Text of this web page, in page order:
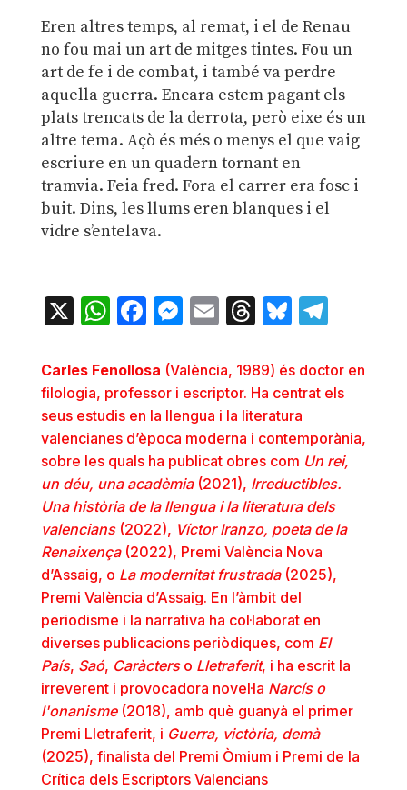
Eren altres temps, al remat, i el de Renau
no fou mai un art de mitges tintes. Fou un
art de fe i de combat, i també va perdre
aquella guerra. Encara estem pagant els
plats trencats de la derrota, però eixe és un
altre tema. Açò és més o menys el que vaig
escriure en un quadern tornant en
tramvia. Feia fred. Fora el carrer era fosc i
buit. Dins, les llums eren blanques i el
vidre s’entelava.
X WhatsApp
Facebook
Messenger
EmailThreads
Bluesky
Carles Fenollosa (València, 1989) és doctor en
filologia, professor i escriptor. Ha centrat els
seus estudis en la llengua i la literatura
valencianes d’època moderna i contemporània,
sobre les quals ha publicat obres com Un rei,
un déu, una acadèmia(2021), Irreductibles.
Una història de la llengua i la literatura dels
valencians(2022), Víctor Iranzo, poeta de la
Renaixença(2022), Premi València Nova
d’Assaig, o La modernitat frustrada(2025),
Premi València d’Assaig. En l’àmbit del
periodisme i la narrativa ha col·laborat en
diverses publicacions periòdiques, com El
País, Saó, Caràcterso Lletraferit, i ha escrit la
irreverent i provocadora novel·la Narcís o
l'onanisme(2018), amb què guanyà el primer
Premi Lletraferit, i Guerra, victòria, demà
(2025), finalista del Premi Òmium i Premi de la
Crítica dels Escriptors Valencians